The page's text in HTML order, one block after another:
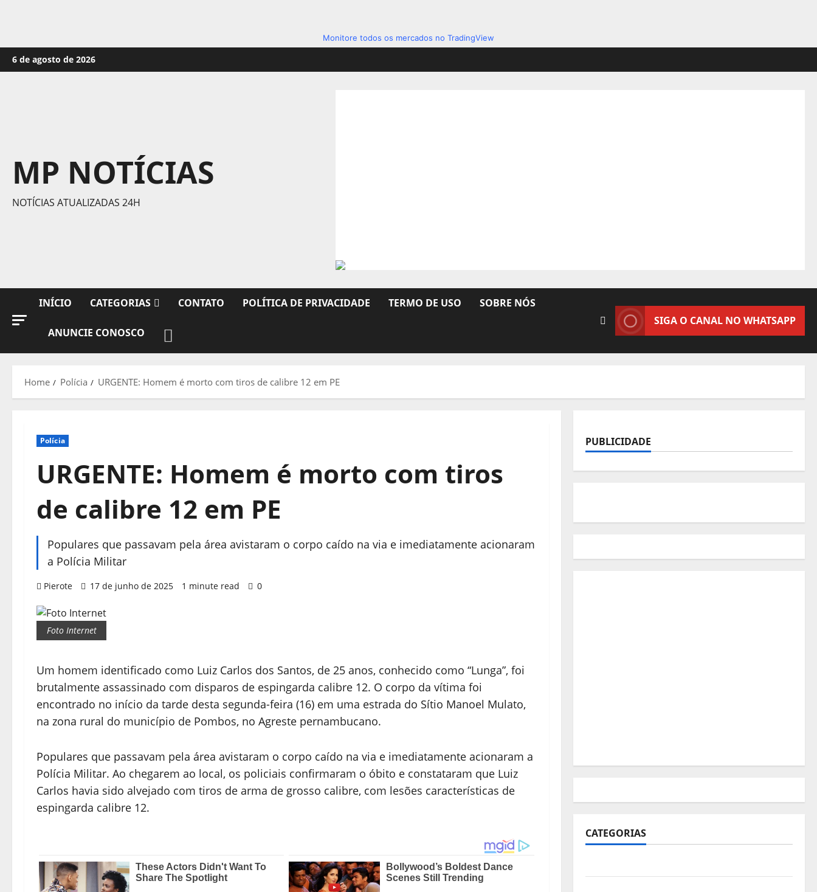
Monitore todos os mercados no TradingView
Skip
to
6 de agosto de 2026
MP NOTÍCIAS
NOTÍCIAS ATUALIZADAS 24H
INÍCIO CATEGORIAS CONTATO POLÍTICA DE PRIVACIDADE TERMO DE USO SOBRE NÓS
ANUNCIE CONOSCO
SIGA O CANAL NO WHATSAPP
Home Polícia URGENTE: Homem é morto com tiros de calibre 12 em PE
Polícia
URGENTE: Homem é morto com tiros
de calibre 12 em PE
Populares que passavam pela área avistaram o corpo caído na via e imediatamente acionaram
a Polícia Militar
Pierote 17 de junho de 2025 1 minute read 0
Foto Internet
Um homem identificado como Luiz Carlos dos Santos, de 25 anos, conhecido como “Lunga”, foi
brutalmente assassinado com disparos de espingarda calibre 12. O corpo da vítima foi
encontrado no início da tarde desta segunda-feira (16) em uma estrada do Sítio Manoel Mulato,
na zona rural do município de Pombos, no Agreste pernambucano.
Populares que passavam pela área avistaram o corpo caído na via e imediatamente acionaram a
Polícia Militar. Ao chegarem ao local, os policiais confirmaram o óbito e constataram que Luiz
Carlos havia sido alvejado com tiros de arma de grosso calibre, com lesões características de
espingarda calibre 12.
PUBLICIDADE
CATEGORIAS